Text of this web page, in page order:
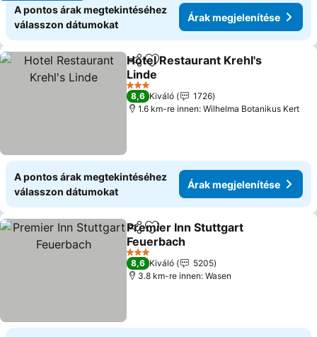
A pontos árak megtekintéséhez
válasszon dátumokat
Árak megjelenítése
Megosztás
Hozzáadás a kedvencekhez
Hotel Restaurant Krehl's
Linde
3 Kategória
8,6 Kiváló
1726
1.6 km-re innen: Wilhelma Botanikus Kert
A pontos árak megtekintéséhez
válasszon dátumokat
Árak megjelenítése
Megosztás
Hozzáadás a kedvencekhez
Premier Inn Stuttgart
Feuerbach
3 Kategória
8,6 Kiváló
5205
3.8 km-re innen: Wasen